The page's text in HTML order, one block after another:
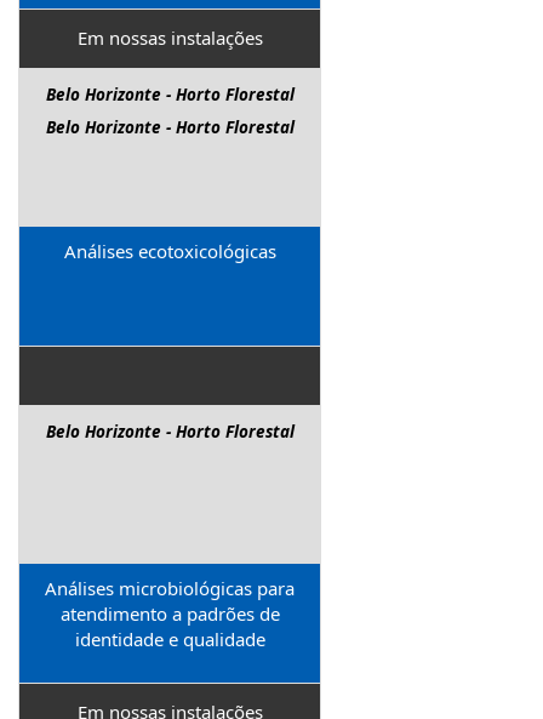
Em nossas instalações
Belo Horizonte - Horto Florestal
Belo Horizonte - Horto Florestal
Análises ecotoxicológicas
Belo Horizonte - Horto Florestal
Análises microbiológicas para
atendimento a padrões de
identidade e qualidade
Em nossas instalações